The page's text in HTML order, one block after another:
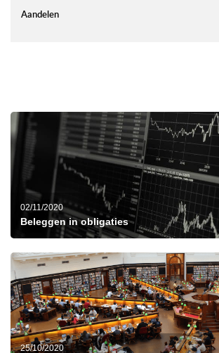
Aandelen
02/11/2020
Beleggen in obligaties
25/10/2020